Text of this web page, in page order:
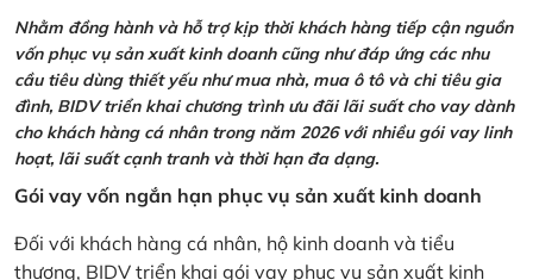
Nhằm đồng hành và hỗ trợ kịp thời khách hàng tiếp cận nguồn
vốn phục vụ sản xuất kinh doanh cũng như đáp ứng các nhu
cầu tiêu dùng thiết yếu như mua nhà, mua ô tô và chi tiêu gia
đình, BIDV triển khai chương trình ưu đãi lãi suất cho vay dành
cho khách hàng cá nhân trong năm 2026 với nhiều gói vay linh
hoạt, lãi suất cạnh tranh và thời hạn đa dạng.
Gói vay vốn ngắn hạn phục vụ sản xuất kinh doanh
Đối với khách hàng cá nhân, hộ kinh doanh và tiểu
thương, BIDV triển khai gói vay phục vụ sản xuất kinh